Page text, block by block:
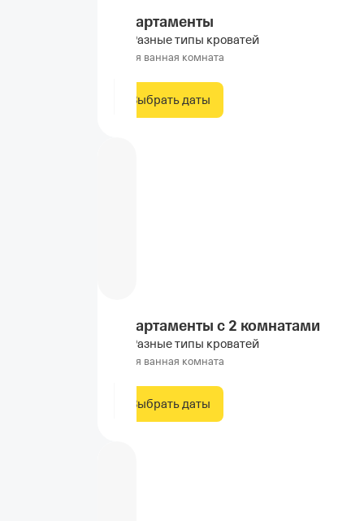
Апартаменты
Разные типы кроватей
Своя ванная комната
Выбрать даты
Апартаменты с 2 комнатами
Разные типы кроватей
Своя ванная комната
Выбрать даты